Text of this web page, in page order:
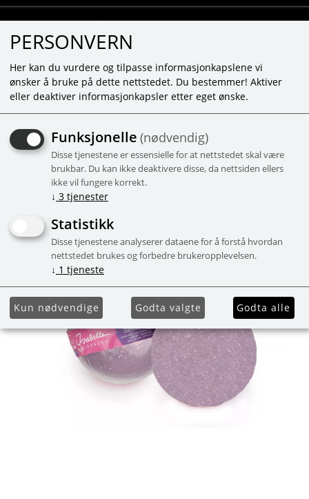
BADBOMB "SUMMER
LOVE" - 175G
Lila - Persika 175g
PERSONVERN
Her kan du vurdere og tilpasse informasjonkapslene vi
ønsker å bruke på dette nettstedet. Du bestemmer! Aktiver
eller deaktiver informasjonkapsler etter eget ønske.
Funksjonelle (nødvendig)
Disse tjenestene er essensielle for at nettstedet skal være
brukbar. Du kan ikke deaktivere disse, da nettsiden ellers
ikke vil fungere korrekt.
↓ 3 tjenester
Statistikk
Disse tjenestene analyserer dataene for å forstå hvordan
nettstedet brukes og forbedre brukeropplevelsen.
↓ 1 tjeneste
Kun nødvendige Godta valgte Godta alle